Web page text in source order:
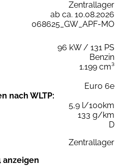
Zentrallager
ab ca. 10.08.2026
068625_GW_APF-MO
96 kW / 131 PS
Benzin
1.199 cm³
Euro 6e
nach WLTP:
5,9 l/100km
133 g/km
D
Zentrallager
anzeigen